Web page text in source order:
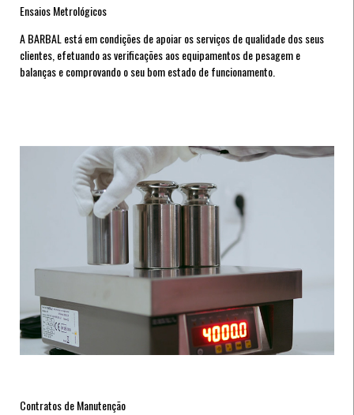
Ensaios Metrológicos
A BARBAL está em condições de apoiar os serviços de qualidade dos seus
clientes, efetuando as verificações aos equipamentos de pesagem e
balanças e comprovando o seu bom estado de funcionamento.
Contratos de Manutenção